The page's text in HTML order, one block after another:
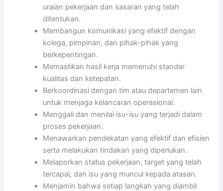
uraian pekerjaan dan sasaran yang telah
ditentukan.
Membangun komunikasi yang efektif dengan
kolega, pimpinan, dan pihak-pihak yang
berkepentingan.
Memastikan hasil kerja memenuhi standar
kualitas dan ketepatan.
Berkoordinasi dengan tim atau departemen lain
untuk menjaga kelancaran operasional.
Menggali dan menilai isu-isu yang terjadi dalam
proses pekerjaan.
Menawarkan pendekatan yang efektif dan efisien
serta melakukan tindakan yang diperlukan.
Melaporkan status pekerjaan, target yang telah
tercapai, dan isu yang muncul kepada atasan.
Menjamin bahwa setiap langkah yang diambil